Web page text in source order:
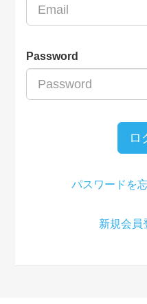
Password
ロ
パスワードを
新規会員